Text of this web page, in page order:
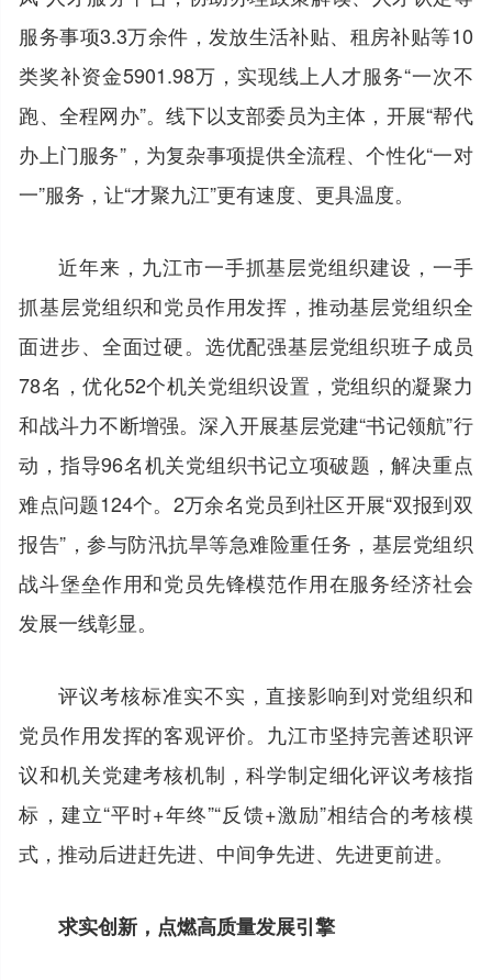
服务事项3.3万余件，发放生活补贴、租房补贴等10
类奖补资金5901.98万，实现线上人才服务“一次不
跑、全程网办”。线下以支部委员为主体，开展“帮代
办上门服务”，为复杂事项提供全流程、个性化“一对
一”服务，让“才聚九江”更有速度、更具温度。
近年来，九江市一手抓基层党组织建设，一手
抓基层党组织和党员作用发挥，推动基层党组织全
面进步、全面过硬。选优配强基层党组织班子成员
78名，优化52个机关党组织设置，党组织的凝聚力
和战斗力不断增强。深入开展基层党建“书记领航”行
动，指导96名机关党组织书记立项破题，解决重点
难点问题124个。2万余名党员到社区开展“双报到双
报告”，参与防汛抗旱等急难险重任务，基层党组织
战斗堡垒作用和党员先锋模范作用在服务经济社会
发展一线彰显。
评议考核标准实不实，直接影响到对党组织和
党员作用发挥的客观评价。九江市坚持完善述职评
议和机关党建考核机制，科学制定细化评议考核指
标，建立“平时+年终”“反馈+激励”相结合的考核模
式，推动后进赶先进、中间争先进、先进更前进。
求实创新，点燃高质量发展引擎